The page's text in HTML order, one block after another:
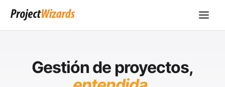
Gestión de proyectos,